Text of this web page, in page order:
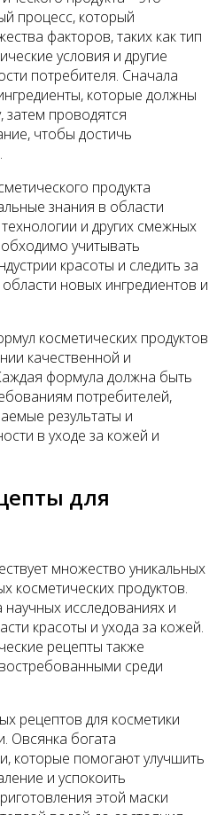
процесс, который
факторов, таких как тип
условия и другие
потребителя. Сначала
которые должны
проводятся
чтобы достичь
продукта
знания в области
и других смежных
учитывать
красоты и следить за
новых ингредиентов и
косметических продуктов
качественной и
формула должна быть
потребителей,
результаты и
в уходе за кожей и
для
множество уникальных
косметических продуктов.
исследованиях и
красоты и ухода за кожей.
рецепты также
среди
рецептов для косметики
Овсянка богата
которые помогают улучшить
и успокоить
этой маски